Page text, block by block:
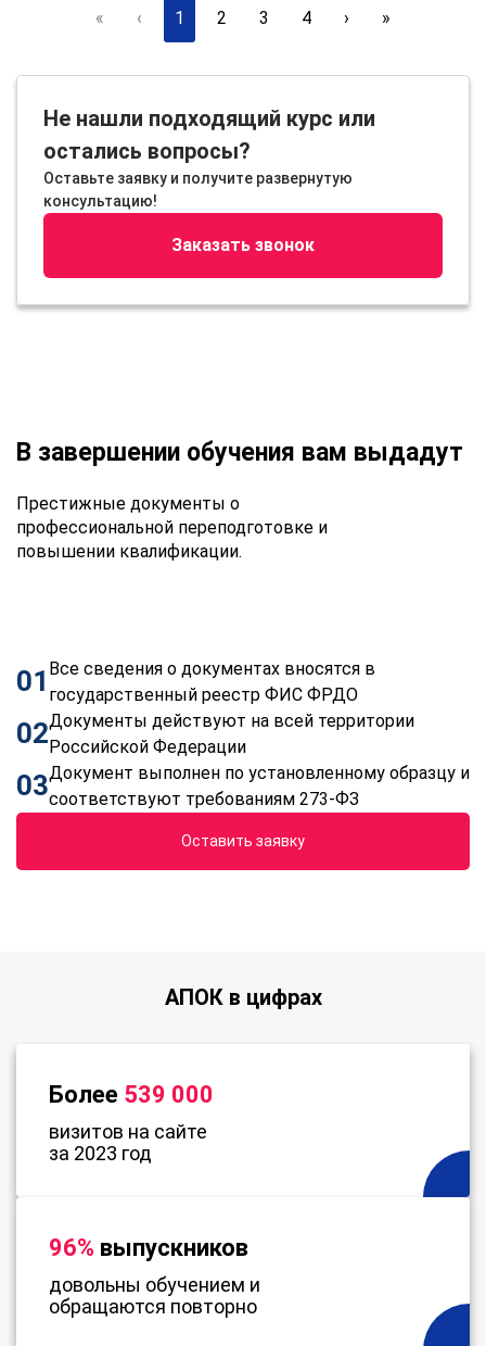
« ‹ 1 2 3 4 › »
Не нашли подходящий курс или
остались вопросы?
Оставьте заявку и получите развернутую
консультацию!
Заказать звонок
В завершении обучения вам выдадут
Престижные документы о
профессиональной переподготовке и
повышении квалификации.
01 Все сведения о документах вносятся в
государственный реестр ФИС ФРДО
02Документы действуют на всей территории
Российской Федерации
03Документ выполнен по установленному образцу и
соответствуют требованиям 273-ФЗ
Оставить заявку
АПОК в цифрах
Более 539 000
визитов на сайте
за 2023 год
96% выпускников
довольны обучением и
обращаются повторно